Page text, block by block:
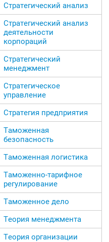
Стратегический анализ
Стратегический анализ
деятельности
корпораций
Стратегический
менеджмент
Стратегическое
управление
Стратегия предприятия
Таможенная
безопасность
Таможенная логистика
Таможенно-тарифное
регулирование
Таможенное дело
Теория менеджмента
Теория организации